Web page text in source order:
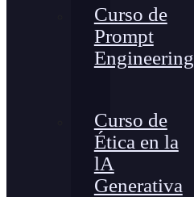
Curso de
Prompt
Engineering
Curso de
Ética en la
lA
Generativa